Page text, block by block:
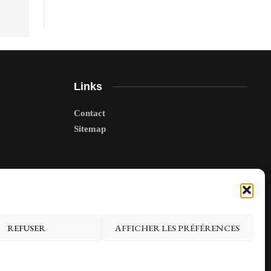
REFUSER AFFICHER LES PRÉFÉRENCES
Links
Contact
Sitemap